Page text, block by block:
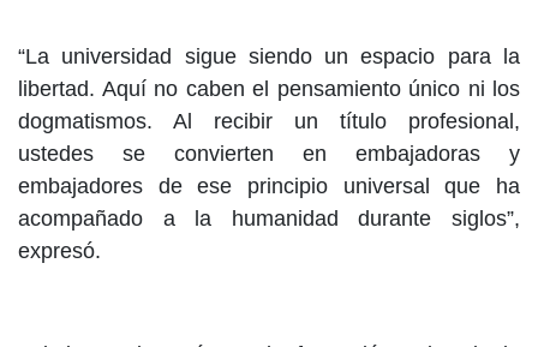
“La universidad sigue siendo un espacio para la
libertad. Aquí no caben el pensamiento único ni los
dogmatismos. Al recibir un título profesional,
ustedes se convierten en embajadoras y
embajadores de ese principio universal que ha
acompañado a la humanidad durante siglos”,
expresó.